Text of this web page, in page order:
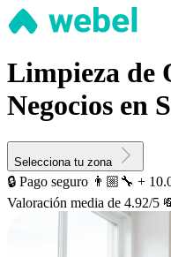
Limpieza de
Negocios en
Selecciona tu zona
🔒 Pago seguro 👨🏼‍🔧 +
Valoración media de 4.92/5